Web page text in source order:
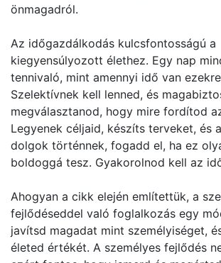
önmagadról.
Az időgazdálkodás kulcsfontosságú a
kiegyensúlyozott élethez. Egy nap
tennivaló, mint amennyi idő van
Szelektívnek kell lenned, és
megválasztanod, hogy mire fordítod
Legyenek céljaid, készíts terveket, és
dolgok történnek, fogadd el, ha ez
boldoggá tesz. Gyakorolnod kell az
Ahogyan a cikk elején említettük, a
fejlődéseddel való foglalkozás egy
javítsd magadat mint személyiséget,
életed értékét. A személyes fejlődés